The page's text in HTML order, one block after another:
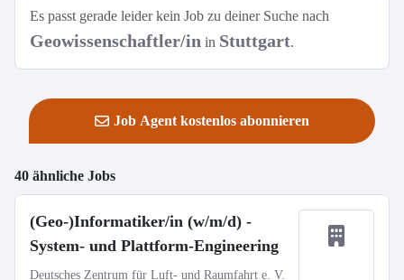
Es passt gerade leider kein Job zu deiner Suche nach
Geowissenschaftler/in in Stuttgart.
Job Agent kostenlos abonnieren
40 ähnliche Jobs
(Geo-)Informatiker/in (w/m/d) -
System- und Plattform-Engineering
Deutsches Zentrum für Luft- und Raumfahrt e. V.